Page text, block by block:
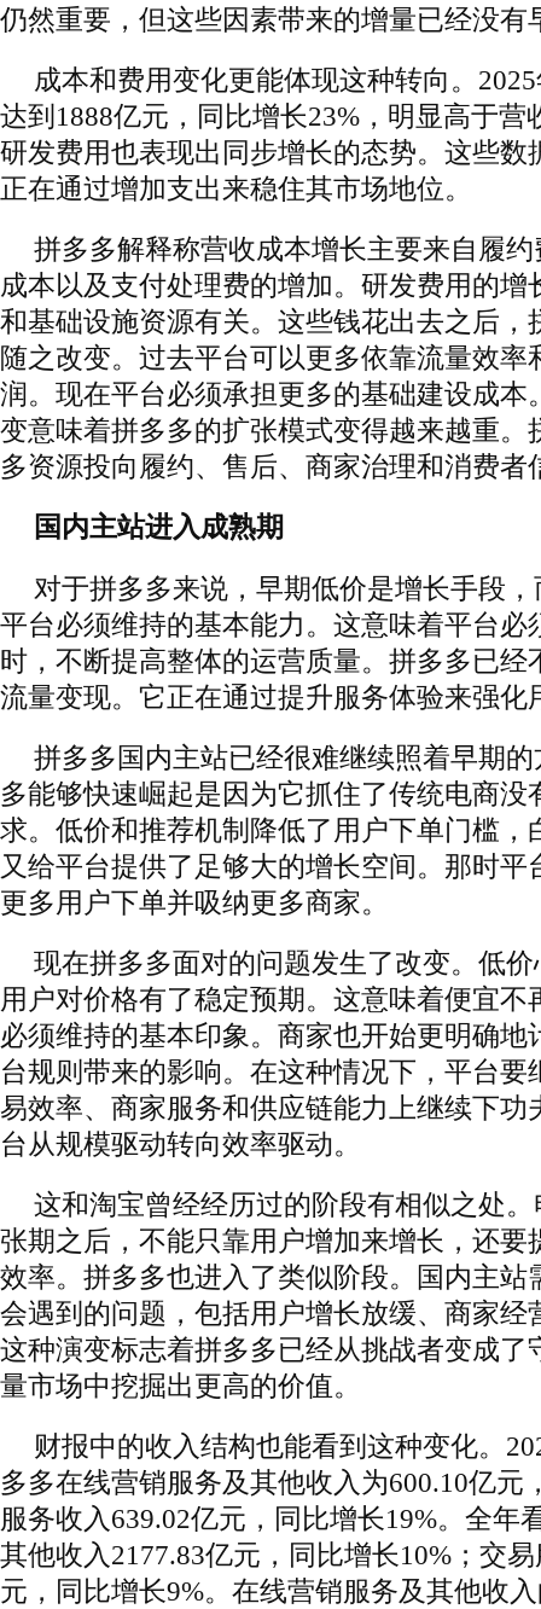
仍然重要，但这些因素带来的增量已经没有
成本和费用变化更能体现这种转向。
达到1888亿元，同比增长23%，明显高于营
研发费用也表现出同步增长的态势。这些数
正在通过增加支出来稳住其市场地位。
拼多多解释称营收成本增长主要来自履
成本以及支付处理费的增加。研发费用的增
和基础设施资源有关。这些钱花出去之后，
随之改变。过去平台可以更多依靠流量效率
润。现在平台必须承担更多的基础建设成本
变意味着拼多多的扩张模式变得越来越重。
多资源投向履约、售后、商家治理和消费者
国内主站进入成熟期
对于拼多多来说，早期低价是增长手段
平台必须维持的基本能力。这意味着平台必
时，不断提高整体的运营质量。拼多多已经
流量变现。它正在通过提升服务体验来强化
拼多多国内主站已经很难继续照着早期
多能够快速崛起是因为它抓住了传统电商没
求。低价和推荐机制降低了用户下单门槛，
又给平台提供了足够大的增长空间。那时平
更多用户下单并吸纳更多商家。
现在拼多多面对的问题发生了改变。低
用户对价格有了稳定预期。这意味着便宜不
必须维持的基本印象。商家也开始更明确地
台规则带来的影响。在这种情况下，平台要
易效率、商家服务和供应链能力上继续下功
台从规模驱动转向效率驱动。
这和淘宝曾经经历过的阶段有相似之处
张期之后，不能只靠用户增加来增长，还要
效率。拼多多也进入了类似阶段。国内主站
会遇到的问题，包括用户增长放缓、商家经
这种演变标志着拼多多已经从挑战者变成了
量市场中挖掘出更高的价值。
财报中的收入结构也能看到这种变化。
多多在线营销服务及其他收入为600.10亿元
服务收入639.02亿元，同比增长19%。全年
其他收入2177.83亿元，同比增长10%；交
元，同比增长9%。在线营销服务及其他收